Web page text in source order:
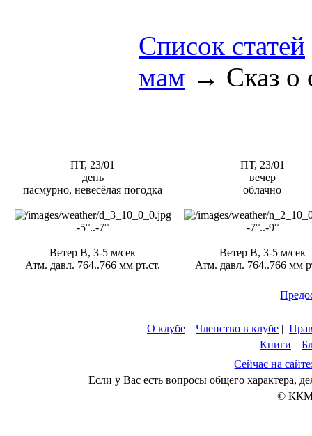
Список статей
мам → Сказ о
ПТ, 23/01
день
пасмурно, невесёлая погодка
-5°..-7°
Ветер В, 3-5 м/сек
Атм. давл. 764..766 мм рт.ст.
ПТ, 23/01
вечер
облачно
-7°..-9°
Ветер В, 3-5 м/сек
Атм. давл. 764..766 мм
О клубе | Членство в клубе |
Книги |
Сейчас на
Если у Вас есть вопросы общего характера,
© ККМ